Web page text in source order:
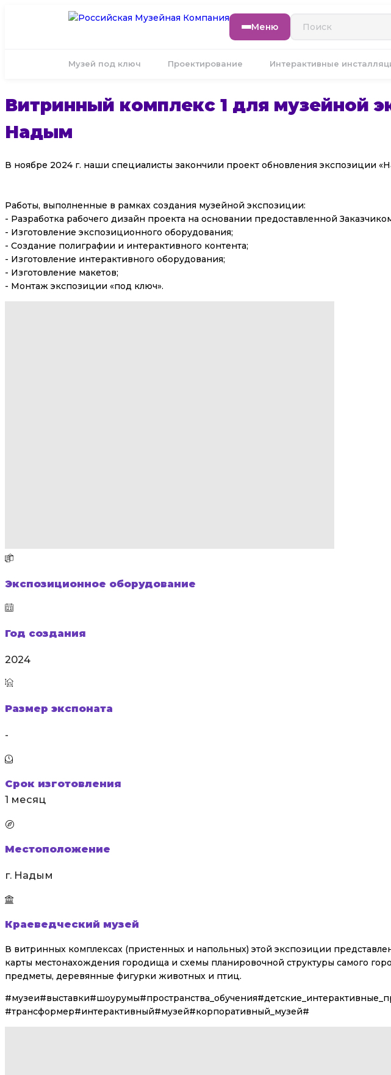
Меню
Музей под ключ Проектирование Интерактивные
Витринный комплекс 1 для музейной
Надым
В ноябре 2024 г. наши специалисты закончили проект обновления экспозиции
Работы, выполненные в рамках создания музейной экспозиции:
- Разработка рабочего дизайн проекта на основании предоставленной
- Изготовление экспозиционного оборудования;
- Создание полиграфии и интерактивного контента;
- Изготовление интерактивного оборудования;
- Изготовление макетов;
- Монтаж экспозиции «под ключ».
Экспозиционное оборудование
Год создания
2024
Размер экспоната
-
Срок изготовления
1 месяц
Местоположение
г. Надым
Краеведческий музей
В витринных комплексах (пристенных и напольных) этой экспозиции
карты местонахождения городища и схемы планировочной структуры самого
предметы, деревянные фигурки животных и птиц.
#трансформер#интерактивный#музей#корпоративный_музей#